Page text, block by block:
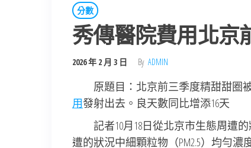
分數
秀傳醫院費用北京
2026 年 2 月 3 日 By ADMIN
原題目：北京前三季度精甜甜圈
用發射出去。良天數同比增添16天
記者10月18日從北京市生態周遭
遭的狀況中細顆粒物（PM2.5）均勻濃